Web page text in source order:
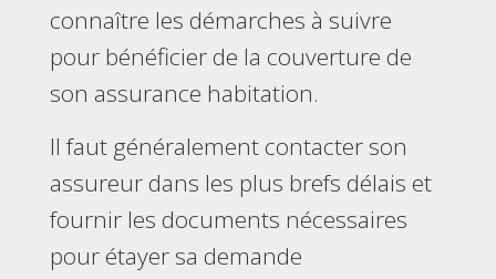
connaître les démarches à suivre
pour bénéficier de la couverture de
son assurance habitation.
Il faut généralement contacter son
assureur dans les plus brefs délais et
fournir les documents nécessaires
pour étayer sa demande